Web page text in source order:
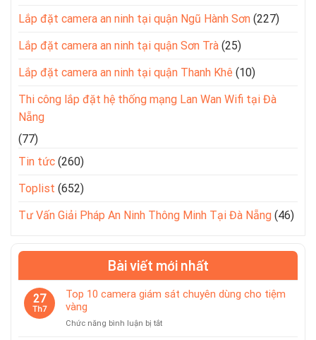
Lắp đặt camera an ninh tại quận Ngũ Hành Sơn (227)
Lắp đặt camera an ninh tại quận Sơn Trà (25)
Lắp đặt camera an ninh tại quận Thanh Khê (10)
Thi công lắp đặt hệ thống mạng Lan Wan Wifi tại Đà
Nẵng
(77)
Tin tức (260)
Toplist (652)
Tư Vấn Giải Pháp An Ninh Thông Minh Tại Đà Nẵng (46)
Bài viết mới nhất
27
Th7
Top 10 camera giám sát chuyên dùng cho tiệm
vàng
Chức năng bình luận bị tắtở